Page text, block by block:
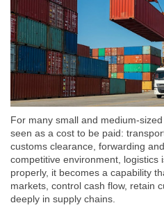
For many small and medium-
seen as a cost to be paid:
customs clearance, forwarding
competitive environment, logistics
properly, it becomes a capability
markets, control cash flow, retain
deeply in supply chains.